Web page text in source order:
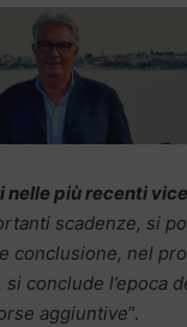
nelle più recenti
scadenze, si
conclusione, nel
si conclude l’epoca
aggiuntive”.